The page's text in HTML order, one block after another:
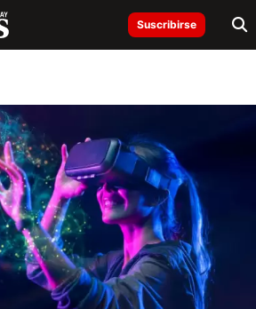
Suscribirse